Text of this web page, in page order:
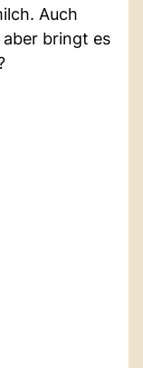
Auch
bringt es